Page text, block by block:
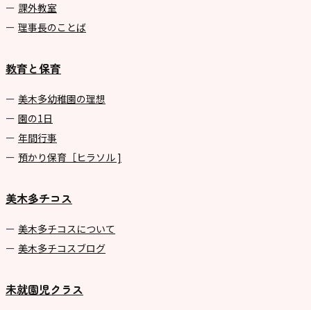
課外教室
理事長のことば
教育と保育
美⽊多幼稚園の理想
園の1⽇
年間⾏事
預かり保育［ヒラソル ]
美木多チコス
美⽊多チコスについて
美⽊多チコスブログ
未就園児クラス